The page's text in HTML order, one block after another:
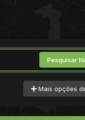
Pesquisar
Mais opções